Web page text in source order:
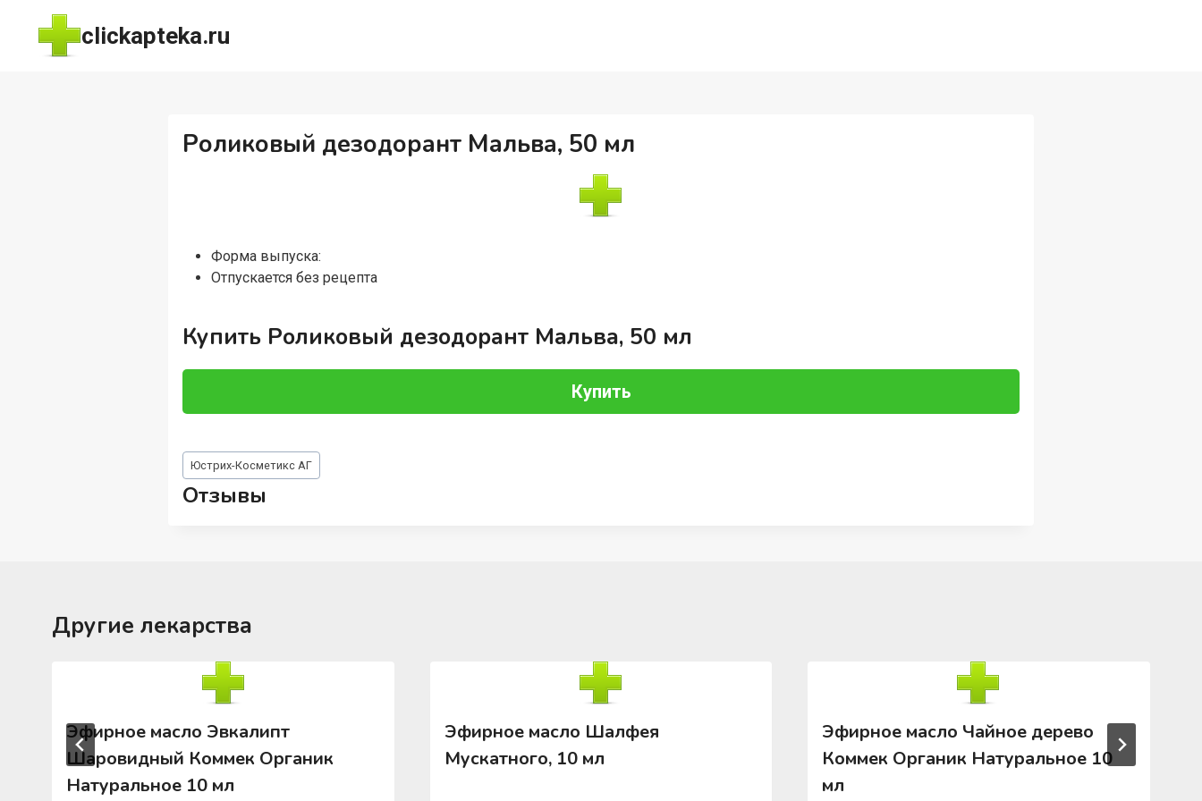
Перейти
содержимому
clickapteka.ru
Роликовый дезодорант Мальва, 50 мл
Форма выпуска:
Отпускается без рецепта
Купить Роликовый дезодорант Мальва, 50 мл
Купить
Метки
записи:
Юстрих-Косметикс АГ
Отзывы
Другие лекарства
Эфирное масло Эвкалипт
Шаровидный Коммек Органик
Натуральное 10 мл
Эфирное масло Шалфея
Мускатного, 10 мл
Эфирное масло Чайное дерево
Коммек Органик Натуральное 10
мл